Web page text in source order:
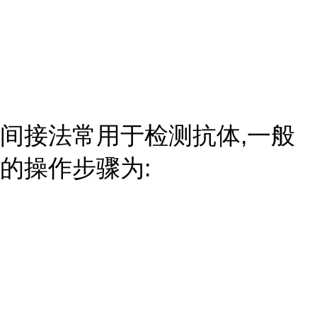
间接法常用于检测抗体,一般
的操作步骤为: